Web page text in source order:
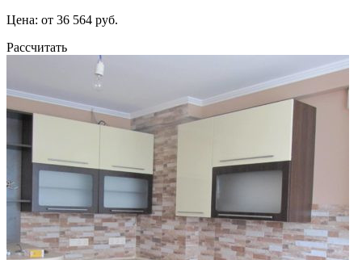
Цена: от 36 564 руб.
Рассчитать